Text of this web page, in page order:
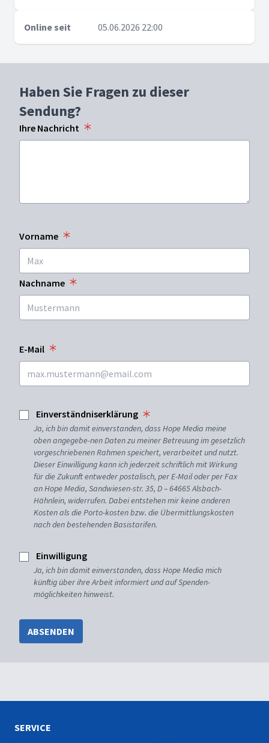
Online seit 05.06.2026 22:00
Haben Sie Fragen zu dieser
Sendung?
Ihre Nachricht
Vorname
Nachname
E-Mail
Einverständniserklärung
Ja, ich bin damit einverstanden, dass Hope Media meine
oben angegebe-nen Daten zu meiner Betreuung im gesetzlich
vorgeschriebenen Rahmen speichert, verarbeitet und nutzt.
Dieser Einwilligung kann ich jederzeit schriftlich mit Wirkung
für die Zukunft entweder postalisch, per E-Mail oder per Fax
an Hope Media, Sandwiesen-str. 35, D – 64665 Alsbach-
Hähnlein, widerrufen. Dabei entstehen mir keine anderen
Kosten als die Porto-kosten bzw. die Übermittlungskosten
nach den bestehenden Basistarifen.
Einwilligung
Ja, ich bin damit einverstanden, dass Hope Media mich
künftig über ihre Arbeit informiert und auf Spenden-
möglichkeiten hinweist.
ABSENDEN
SERVICE